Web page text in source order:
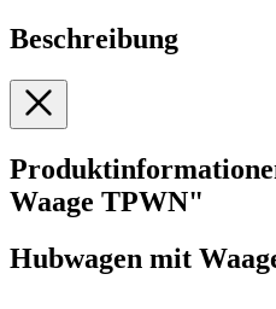
Beschreibung
Waage TPWN"
Hubwagen mit